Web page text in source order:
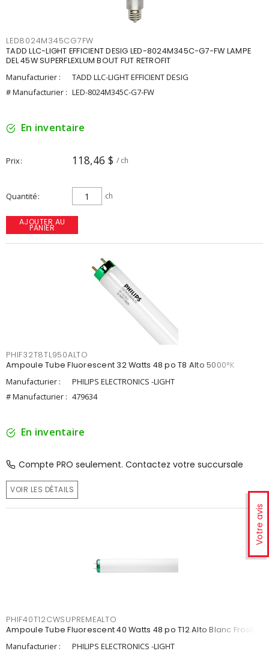
Votre avis
LED8024M345CG7FW
TADD LLC-LIGHT EFFICIENT DESIG LED-8024M345C-G7-FW LAMPE
DEL 45W SUPERFLEXLUM BOUT FUT RETROFIT
Manufacturier :
TADD LLC-LIGHT EFFICIENT DESIG
# Manufacturier : LED-8024M345C-G7-FW
En inventaire
Prix 118,46 $ / ch
Quantité ch
AJOUTER AU
PANIER
PHIF32T8TL950ALTO
Ampoule Tube Fluorescent 32 Watts 48 po T8 Alto 5000°K
Manufacturier :
PHILIPS ELECTRONICS -LIGHT
# Manufacturier : 479634
En inventaire
Compte PRO seulement. Contactez votre succursale
VOIR LES DÉTAILS
PHIF40T12CWSUPREMEALTO
Ampoule Tube Fluorescent 40 Watts 48 po T12 Alto Blanc Froid
Manufacturier :
PHILIPS ELECTRONICS -LIGHT